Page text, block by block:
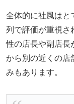
全体的に社風はと
列で評価が重視さ
性の店長や副店長
から別の近くの店
みもあります。